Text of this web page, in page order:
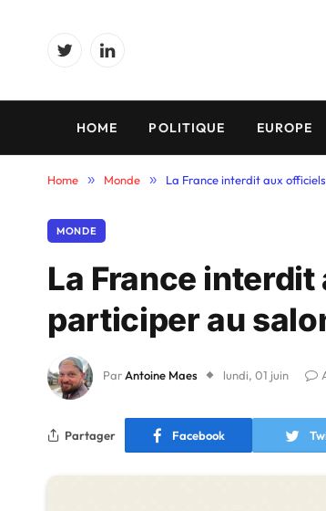
TwitterLinkedIn
HOME POLITIQUE EUROPE
Home » Monde » La France interdit aux
MONDE
La France
participer au
Par Antoine Maes lundi, 01 juin
Partager Facebook